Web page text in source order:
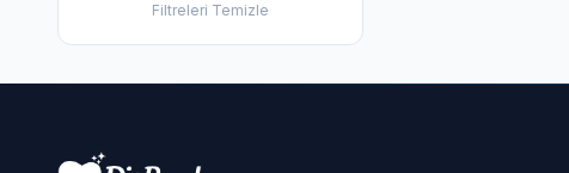
Filtreleri Temizle